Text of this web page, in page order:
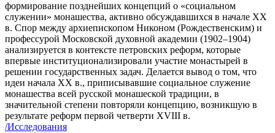
формирование позднейших концепций о «социальном
служении» монашества, активно обсуждавшихся в начале XX
в. Спор между архиепископом Никоном (Рождественским) и
профессурой Московской духовной академии (1902–1904)
анализируется в контексте петровских реформ, которые
впервые институционализировали участие монастырей в
решении государственных задач. Делается вывод о том, что
идеи начала ХХ в., приписывавшие социальное служение
монашества всей русской монашеской традиции, в
значительной степени повторяли концепцию, возникшую в
результате реформ первой четверти XVIII в.
/Исследования